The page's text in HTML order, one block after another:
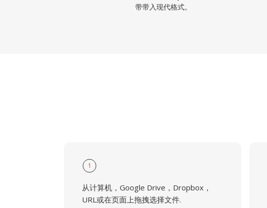
带带入现代格式。
1
从计算机，Google Drive，Dropbox，
URL或在页面上拖拽选择文件.